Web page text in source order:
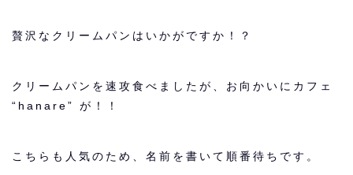
贅沢なクリームパンはいかがですか！？
クリームパンを速攻食べましたが、お向かいにカフェ
“hanare” が！！
こちらも人気のため、名前を書いて順番待ちです。